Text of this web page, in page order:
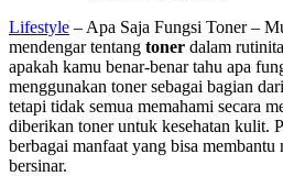
Lifestyle – Apa Saja Fungsi Toner –
mendengar tentang toner dalam
apakah kamu benar-benar tahu apa
menggunakan toner sebagai bagian
tetapi tidak semua memahami secara
diberikan toner untuk kesehatan kulit.
berbagai manfaat yang bisa membantu
bersinar.